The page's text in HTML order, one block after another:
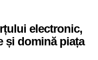
electronic,
și domină piața